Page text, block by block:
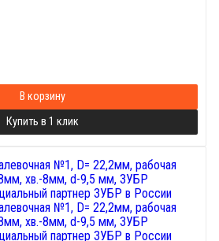
В корзину
Купить в 1 клик